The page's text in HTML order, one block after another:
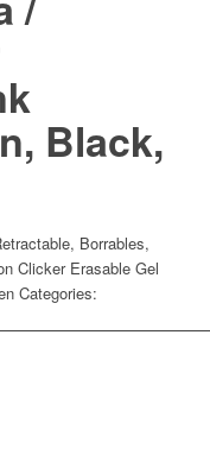
Black,
Borrables,
Clicker Erasable Gel
Categories: